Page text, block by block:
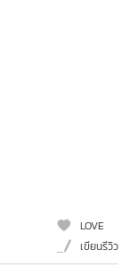
LOVE
เขียนรีวิว